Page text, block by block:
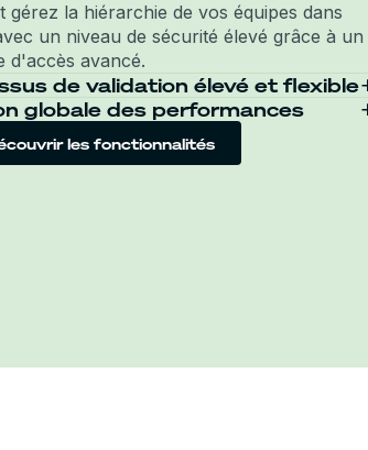
gérez la hiérarchie de vos équipes dans
un niveau de sécurité élevé grâce à un
d'accès avancé.
de validation élevé et flexible
en toute simplicité grâce aux
de discussion intégrées, afin de
et de mieux gérer les exceptions.
globale des performances
en un clic à des rapports détaillés sur les
par utilisateur et par équipe afin de
les fonctionnalités